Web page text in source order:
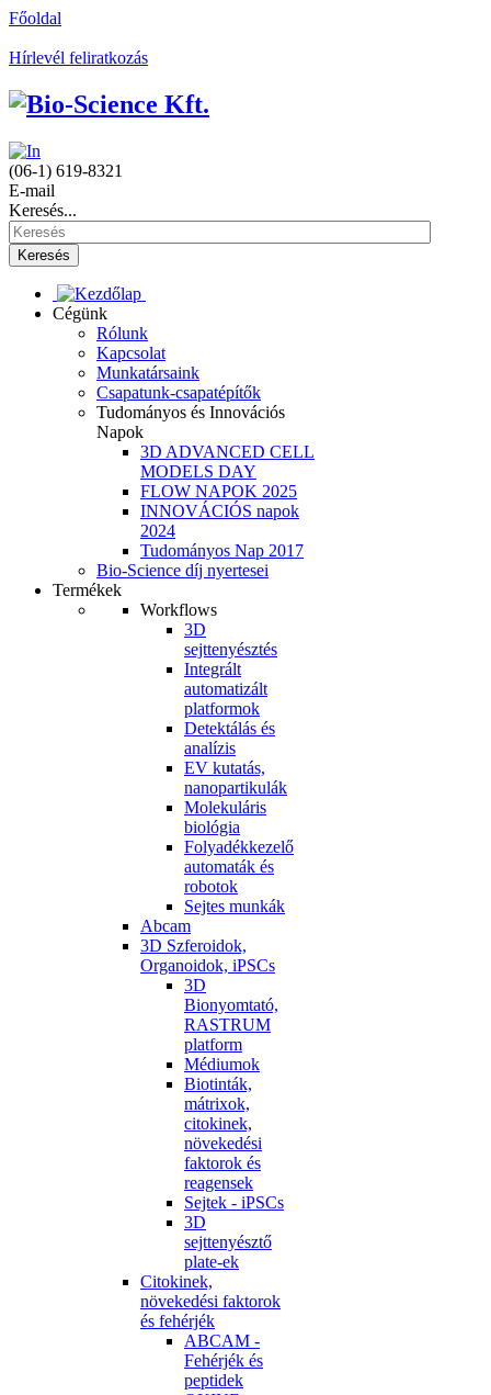
Főoldal
Hírlevél feliratkozás
(06-1) 619-8321
E-mail
Keresés...
Keresés
Cégünk
Rólunk
Kapcsolat
Munkatársaink
Csapatunk-csapatépítők
Tudományos és Innovációs
Napok
3D ADVANCED CELL
MODELS DAY
FLOW NAPOK 2025
INNOVÁCIÓS napok
2024
Tudományos Nap 2017
Bio-Science díj nyertesei
Termékek
Workflows
3D
sejttenyésztés
Integrált
automatizált
platformok
Detektálás és
analízis
EV kutatás,
nanopartikulák
Molekuláris
biológia
Folyadékkezelő
automaták és
robotok
Sejtes munkák
Abcam
3D Szferoidok,
Organoidok, iPSCs
3D
Bionyomtató,
RASTRUM
platform
Médiumok
Biotinták,
mátrixok,
citokinek,
növekedési
faktorok és
reagensek
Sejtek - iPSCs
3D
sejttenyésztő
plate-ek
Citokinek,
növekedési faktorok
és fehérjék
ABCAM -
Fehérjék és
peptidek